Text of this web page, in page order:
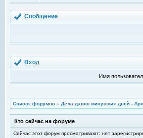
Сообщение
Вход
Имя
Список форумов » Дела давно минувших дней -
Кто сейчас на форуме
Сейчас этот форум просматривают: нет